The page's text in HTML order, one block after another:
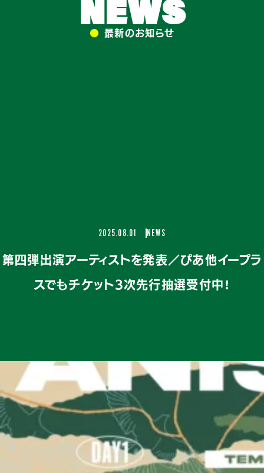
NEWS
● 最新のお知らせ
2025.08.01 NEWS
第四弾出演アーティストを発表／ぴあ他イープラ
スでもチケット3次先行抽選受付中！